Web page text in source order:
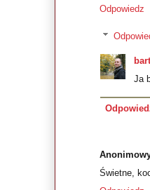
Odpowiedz
Ja
Świetne,